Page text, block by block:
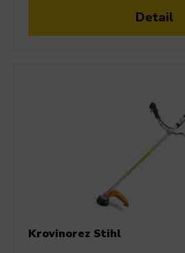
Detail
Krovinorez Stihl